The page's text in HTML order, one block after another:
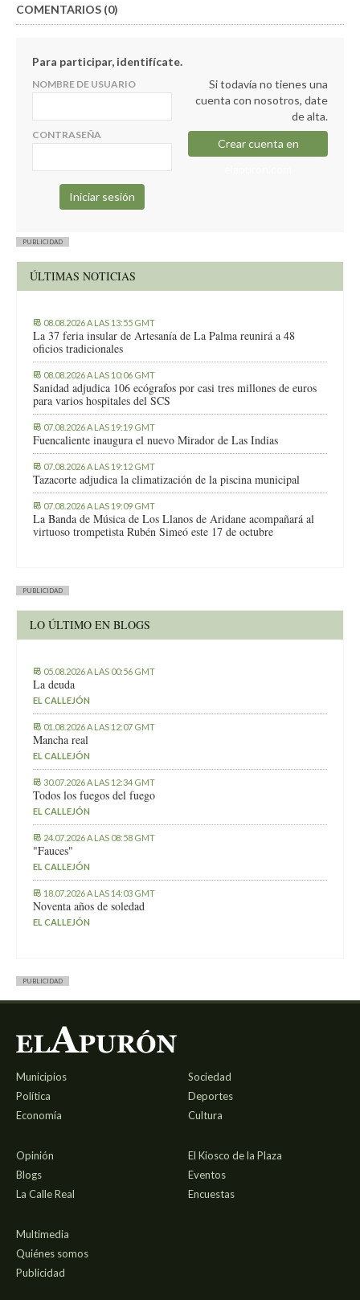
COMENTARIOS (0)
Para participar, identifícate.
NOMBRE DE USUARIO
CONTRASEÑA
Si todavía no tienes una
cuenta con nosotros, date
de alta.
Crear cuenta en
PUBLICIDAD
ÚLTIMAS NOTICIAS
08.08.2026 A LAS 13:55 GMT
La 37 feria insular de Artesanía de La Palma reunirá a 48
oficios tradicionales
08.08.2026 A LAS 10:06 GMT
Sanidad adjudica 106 ecógrafos por casi tres millones de euros
para varios hospitales del SCS
07.08.2026 A LAS 19:19 GMT
Fuencaliente inaugura el nuevo Mirador de Las Indias
07.08.2026 A LAS 19:12 GMT
Tazacorte adjudica la climatización de la piscina municipal
07.08.2026 A LAS 19:09 GMT
La Banda de Música de Los Llanos de Aridane acompañará al
virtuoso trompetista Rubén Simeó este 17 de octubre
PUBLICIDAD
LO ÚLTIMO EN BLOGS
05.08.2026 A LAS 00:56 GMT
La deuda
EL CALLEJÓN
01.08.2026 A LAS 12:07 GMT
Mancha real
EL CALLEJÓN
30.07.2026 A LAS 12:34 GMT
Todos los fuegos del fuego
EL CALLEJÓN
24.07.2026 A LAS 08:58 GMT
"Fauces"
EL CALLEJÓN
18.07.2026 A LAS 14:03 GMT
Noventa años de soledad
EL CALLEJÓN
PUBLICIDAD
Municipios
Política
Economía
Sociedad
Deportes
Cultura
Opinión
Blogs
La Calle Real
El Kiosco de la Plaza
Eventos
Encuestas
Multimedia
Quiénes somos
Publicidad